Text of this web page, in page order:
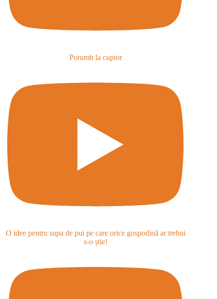
Porumb la cuptor
O idee pentru supa de pui pe care orice gospodină ar trebui
s-o știe!